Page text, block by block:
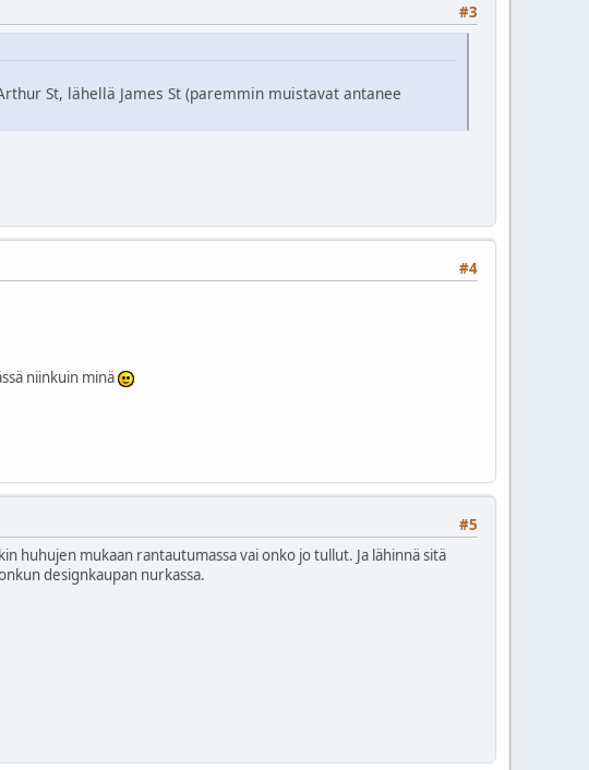
#3
St, lähellä James St (paremmin muistavat antanee
#4
niinkuin minä
#5
huhujen mukaan rantautumassa vai onko jo tullut. Ja lähinnä sitä
designkaupan nurkassa.